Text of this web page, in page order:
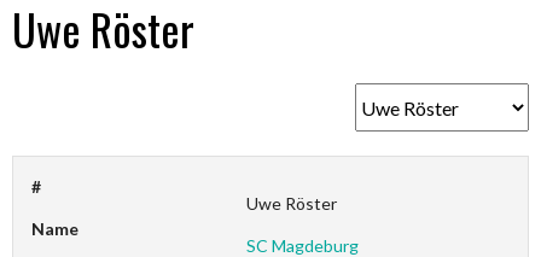
Uwe Röster
#
Name
Uwe Röster
SC Magdeburg